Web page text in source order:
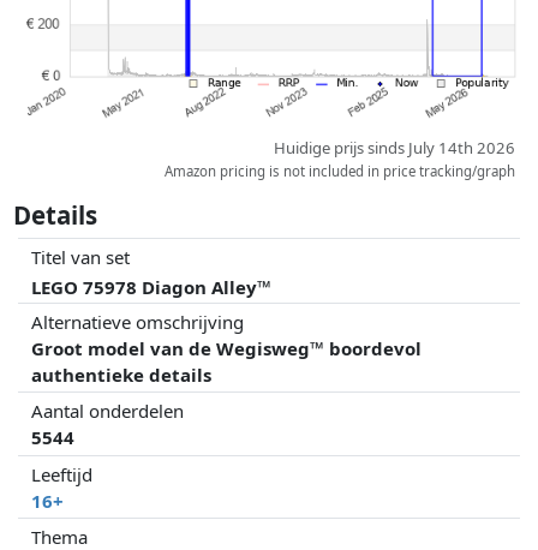
Huidige prijs sinds July 14th 2026
Amazon pricing is not included in price tracking/graph
Details
Titel van set
LEGO 75978 Diagon Alley™
Alternatieve omschrijving
Groot model van de Wegisweg™ boordevol
authentieke details
Aantal onderdelen
5544
Leeftijd
16+
Thema